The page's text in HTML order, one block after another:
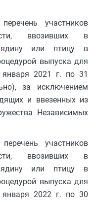
участников
ввозивших в
или птицу в
выпуска для
января 2021 г. по 31
за исключением
и ввезенных из
Независимых
участников
ввозивших в
или птицу в
выпуска для
января 2022 г. по 30